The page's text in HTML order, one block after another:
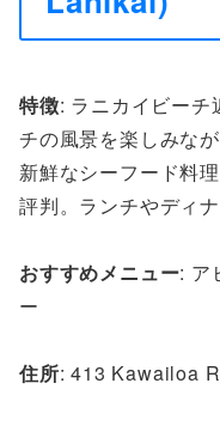
特徴: ラニカイビーチ
チの風景を楽しみな
新鮮なシーフード料
評判。ランチやディナ
おすすめメニュー: ア
ー
住所: 413 Kawailoa